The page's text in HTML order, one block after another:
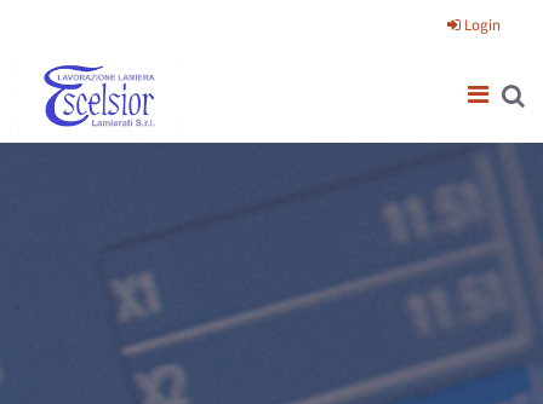
Login